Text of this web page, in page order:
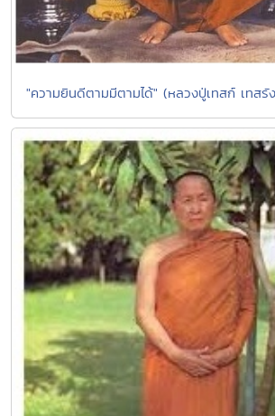
"ความยินดีตามมีตามได้" (หลวงปู่เทสก์ เทสรั